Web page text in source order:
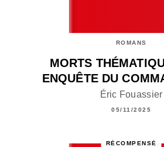
ROMANS
MORTS
ENQUÊTE DU
Éric Fouassier
05/11/2025
RÉCOMPENSÉ